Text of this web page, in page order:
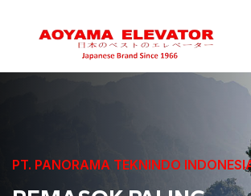
PT. PANORAMA TEKNINDO